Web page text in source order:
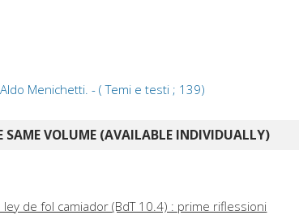
Menichetti. - ( Temi e testi ; 139)
SAME VOLUME (AVAILABLE INDIVIDUALLY)
ley de fol camiador (BdT 10.4) : prime riflessioni